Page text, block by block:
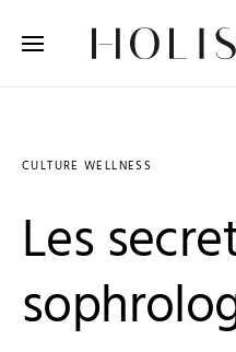
CULTURE WELLNESS
Les